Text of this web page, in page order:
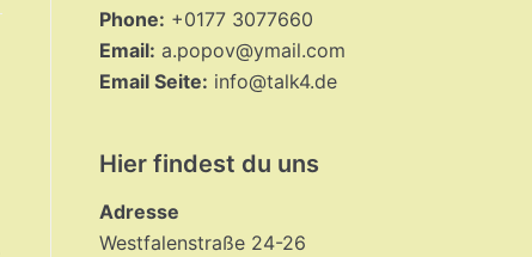
Phone: +0177 3077660
Email: a.popov@ymail.com
Email Seite: info@talk4.de
Hier findest du uns
Adresse
Westfalenstraße 24-26